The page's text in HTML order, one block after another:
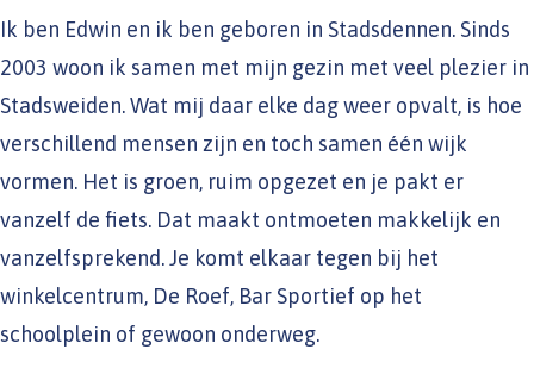
Ik ben Edwin en ik ben geboren in Stadsdennen. Sinds
2003 woon ik samen met mijn gezin met veel plezier in
Stadsweiden. Wat mij daar elke dag weer opvalt, is hoe
verschillend mensen zijn en toch samen één wijk
vormen. Het is groen, ruim opgezet en je pakt er
vanzelf de fiets. Dat maakt ontmoeten makkelijk en
vanzelfsprekend. Je komt elkaar tegen bij het
winkelcentrum, De Roef, Bar Sportief op het
schoolplein of gewoon onderweg.